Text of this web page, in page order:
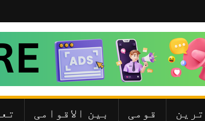
قومی بین الاقوامی